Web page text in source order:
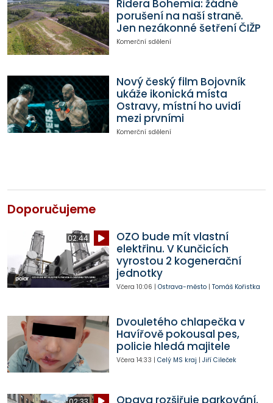
Ridera Bohemia: žádné
porušení na naší straně.
Jen nezákonné šetření ČIŽP
Komerční sdělení
Nový český film Bojovník
ukáže ikonická místa
Ostravy, místní ho uvidí
mezi prvními
Komerční sdělení
Doporučujeme
02:44
OZO bude mít vlastní
elektřinu. V Kunčicích
vyrostou 2 kogenerační
jednotky
Včera 10:06 | Ostrava-město| Tomáš Kořistka
Dvouletého chlapečka v
Havířově pokousal pes,
policie hledá majitele
Včera 14:33 | Celý MS kraj | Jiří Cileček
Opava rozšiřuje parkování.